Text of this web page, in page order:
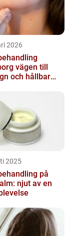
2026
till
och hållbar
2025
på
njut av en